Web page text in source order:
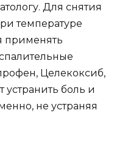
Для снятия
температуре
применять
Целекоксиб,
боль и
не устраняя